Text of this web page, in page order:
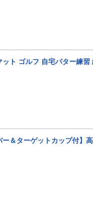
ト ゴルフ 自宅パター練習
＆ターゲットカップ付】